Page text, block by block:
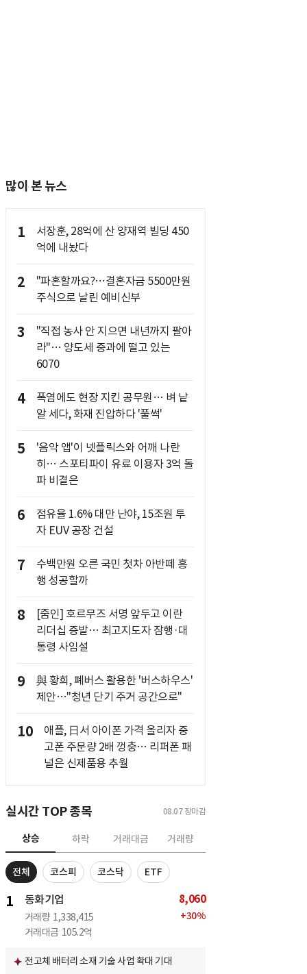
많이 본 뉴스
1
서장훈, 28억에 산 양재역 빌딩 450
억에 내놨다
2
"파혼할까요?…결혼자금 5500만원
주식으로 날린 예비신부
3
"직접 농사 안 지으면 내년까지 팔아
라"… 양도세 중과에 떨고 있는
6070
4
폭염에도 현장 지킨 공무원… 벼 낱
알 세다, 화재 진압하다 '풀썩'
5
'음악 앱'이 넷플릭스와 어깨 나란
히… 스포티파이 유료 이용자 3억 돌
파 비결은
6
점유율 1.6% 대만 난야, 15조원 투
자 EUV 공장 건설
7
수백만원 오른 국민 첫차 아반떼 흥
행 성공할까
8
[줌인] 호르무즈 서명 앞두고 이란
리더십 증발… 최고지도자 잠행·대
통령 사임설
9
與 황희, 폐버스 활용한 '버스하우스'
제안…"청년 단기 주거 공간으로"
10
애플, 日서 아이폰 가격 올리자 중
고폰 주문량 2배 껑충… 리퍼폰 패
널은 신제품용 추월
실시간 TOP 종목 08.07 장마감
상승 하락 거래대금 거래량
전체 코스피 코스닥 ETF
1 동화기업
거래량 1,338,415
거래대금 105.2억
8,060
+30%
전고체 배터리 소재 기술 사업 확대 기대